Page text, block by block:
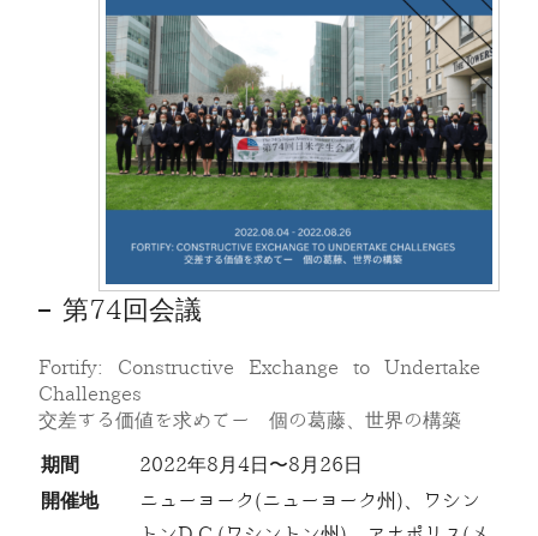
第74回会議
Fortify: Constructive Exchange to Undertake
Challenges
交差する価値を求めてー 個の葛藤、世界の構築
期間
2022年8月4日〜8月26日
開催地
ニューヨーク(ニューヨーク州)、ワシン